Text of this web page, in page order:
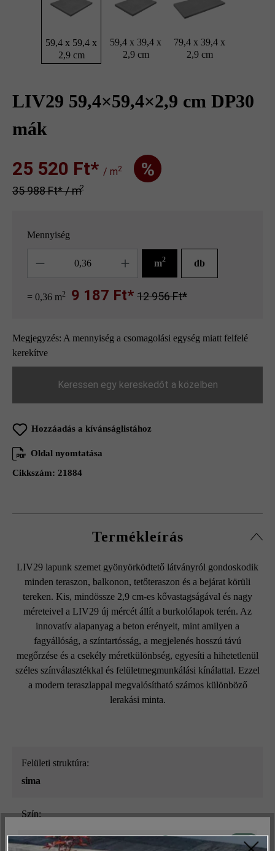
59,4 x 59,4 x
2,9 cm
59,4 x 39,4 x
2,9 cm
79,4 x 39,4 x
2,9 cm
LIV29 59,4×59,4×2,9 cm DP30
mák
25 520 Ft‎‎‎* / m2 %
35 988 Ft‎‎‎* / m2
Mennyiség
m2 db
= 0,36 m2 9 187 Ft* 12 956 Ft*
Megjegyzés: A mennyiség a csomagolási egység miatt felfelé
kerekítve
Keressen egy kereskedőt a közelben
Hozzáadás a kívánságlistához
Oldal nyomtatása
Cikkszám: 21884
Termékleírás
LIV29 lapunk szemet gyönyörködtető látványról gondoskodik
minden teraszon, balkonon, tetőteraszon és a bejárat körüli
tereken. Kis, mindössze 2,9 cm-es kővastagságával és nagy
méreteivel a LIV29 új mércét állít a burkolólapok terén. Az
innovatív alapanyag a beton erényeit, mint amilyen a
fagyállóság, a színtartósság, a megjelenés hosszú távú
megőrzése és a csekély méretkülönbség, egyesíti a hihetetlenül
széles színválasztékkal és felületmegmunkálási kínálattal. Ezzel
a modern teraszlappal megvalósítható számos különböző
lerakási minta.
Felületi struktúra:
sima
Szín:
Műszakilag és működéshez szükséges Aktív